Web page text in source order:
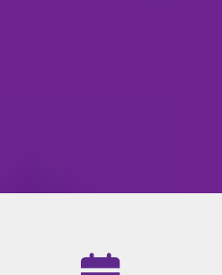
Resultados da nossa agência